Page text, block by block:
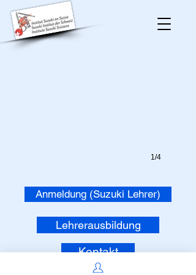
"Character first - ability second"
Shinichi
1/4
Anmeldung (Suzuki Lehrer)
Lehrerausbildung
Kontakt